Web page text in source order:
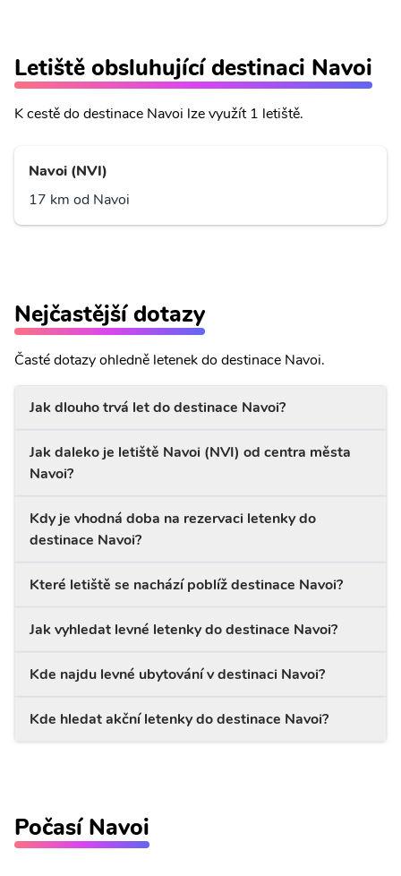
Letiště obsluhující destinaci Navoi
K cestě do destinace Navoi lze využít 1 letiště.
Navoi (NVI)
17 km od Navoi
Nejčastější dotazy
Časté dotazy ohledně letenek do destinace Navoi.
Jak dlouho trvá let do destinace Navoi?
Jak daleko je letiště Navoi (NVI) od centra města
Navoi?
Kdy je vhodná doba na rezervaci letenky do
destinace Navoi?
Které letiště se nachází poblíž destinace Navoi?
Jak vyhledat levné letenky do destinace Navoi?
Kde najdu levné ubytování v destinaci Navoi?
Kde hledat akční letenky do destinace Navoi?
Počasí Navoi